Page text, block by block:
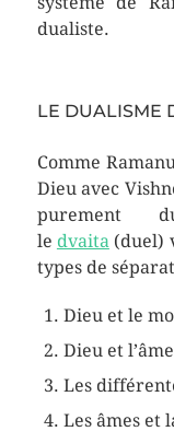
dualiste.
LE DUALISME
Comme
Dieu avec
purement
le dvaita(duel)
types de
Dieu et le
Dieu et
Les
Les âmes et